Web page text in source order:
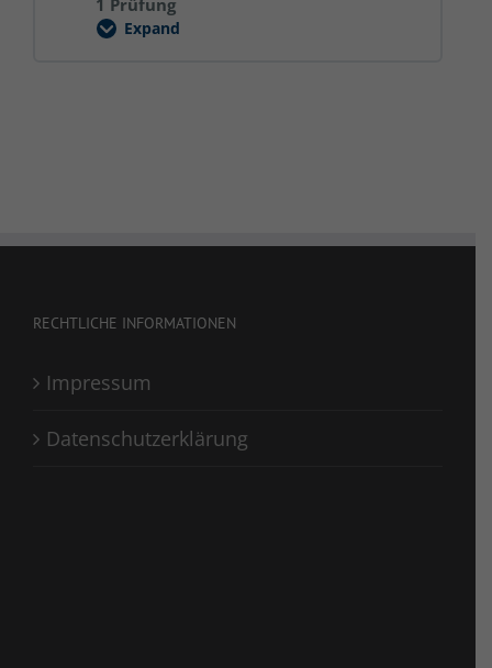
1 Prüfung
Expand
Krane
RECHTLICHE INFORMATIONEN
Impressum
Datenschutzerklärung